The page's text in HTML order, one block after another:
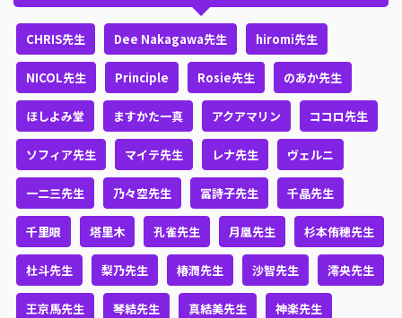
CHRIS先生 Dee Nakagawa先生 hiromi先生
NICOL先生 Principle Rosie先生 のあか先生
ほしよみ堂 ますかた一真 アクアマリン ココロ先生
ソフィア先生 マイテ先生 レナ先生 ヴェルニ
一二三先生 乃々空先生 冨詩子先生 千晶先生
千里眼 塔里木 孔雀先生 月凰先生 杉本侑穂先生
杜斗先生 梨乃先生 椿潤先生 沙智先生 澪央先生
王京馬先生 琴結先生 真結美先生 神楽先生